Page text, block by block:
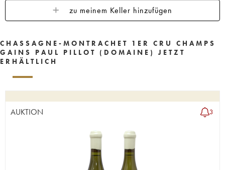
zu meinem Keller hinzufügen
CHASSAGNE-MONTRACHET 1ER CRU CHAMPS
GAINS PAUL PILLOT (DOMAINE) JETZT
ERHÄLTLICH
AUKTION 3